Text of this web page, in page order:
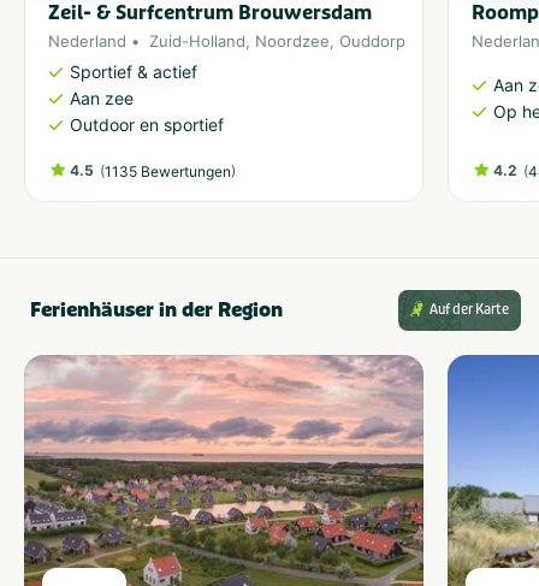
Zeil- & Surfcentrum Brouwersdam
Nederland Zuid-Holland, Noordzee, Ouddorp
Sportief & actief
Aan zee
Outdoor en sportief
4.5 (1135 Bewertungen)
Aan
Op
4.2 (
Ferienhäuser in der Region Auf der Karte